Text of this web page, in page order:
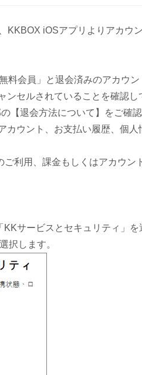
KKBOX iOSアプリよりアカウ
料会員」と退会済みのアカウン
セルされていることを確認し
退会方法について】をご確認
カウント、お支払い履歴、個
利用、課金もしくはアカウン
サービスとセキュリティ」を
択します。